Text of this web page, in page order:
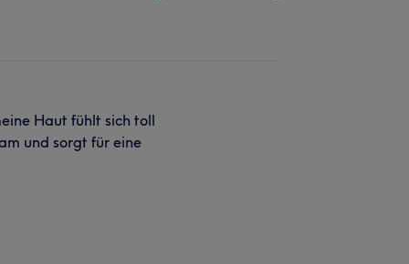
Haut fühlt sich toll
und sorgt für eine